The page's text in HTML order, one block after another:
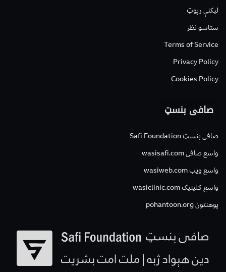
لیکنې رپوټ
ستاسو نظر
Terms of Service
Privacy Policy
Cookies Policy
صافی بنسټ
صافی بنسټ Safi Foundation
واسع صافی wasisafi.com
واسع ویب wasiweb.com
واسع کلینیک wasiclinic.com
پوهنتون pohantoon.org